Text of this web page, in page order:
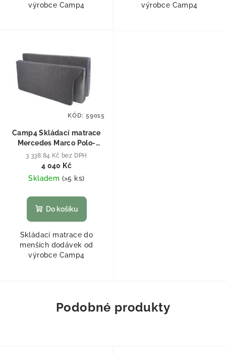
výrobce Camp4
výrobce Camp4
Camp4 Skládací matrace
Mercedes Marco Polo-
nábytková řada
3 338,84 Kč bez DPH
4 040 Kč
Skladem (>5 ks)
Do košíku
Skládací matrace do
menších dodávek od
výrobce Camp4
KÓD: 59015
Podobné produkty